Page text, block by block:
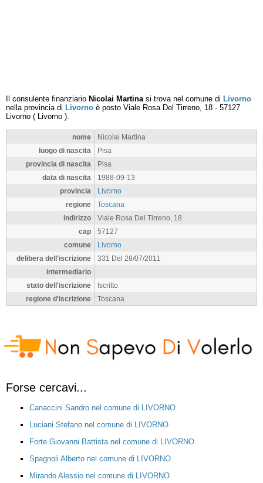
Il consulente finanziario Nicolai Martinasi trova nel comune di Livorno
nella provincia di Livorno è posto Viale Rosa Del Tirreno, 18 - 57127
Livorno ( Livorno ).
nome
Nicolai Martina
luogo di nascita
Pisa
provincia di nascita
Pisa
data di nascita
1988-09-13
provincia
Livorno
regione
Toscana
indirizzo
Viale Rosa Del Tirreno, 18
cap
57127
comune
Livorno
delibera dell'iscrizione
331 Del 28/07/2011
intermediario
stato dell'iscrizione
Iscritto
regione d'iscrizione
Toscana
Forse cercavi...
Canaccini Sandro nel comune di LIVORNO
Luciani Stefano nel comune di LIVORNO
Forte Giovanni Battista nel comune di LIVORNO
Spagnoli Alberto nel comune di LIVORNO
Mirando Alessio nel comune di LIVORNO